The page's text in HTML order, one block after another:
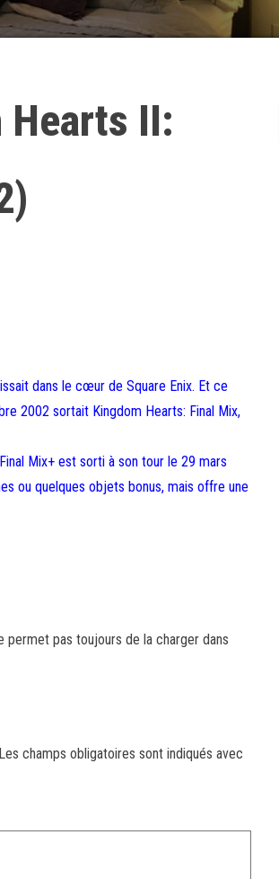
Hearts II:
dans le cœur de Square Enix. Et ce
2002 sortait Kingdom Hearts: Final Mix,
Mix+ est sorti à son tour le 29 mars
ou quelques objets bonus, mais offre une
permet pas toujours de la charger dans
Les champs obligatoires sont indiqués avec